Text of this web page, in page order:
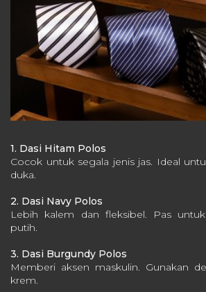
1. Dasi Hitam Polos
Cocok untuk segala jenis jas. Ideal
duka.
2. Dasi Navy Polos
Lebih kalem dan fleksibel.
Pas
putih.
3. Dasi Burgundy Polos
Memberi aksen maskulin. Gunakan
krem.